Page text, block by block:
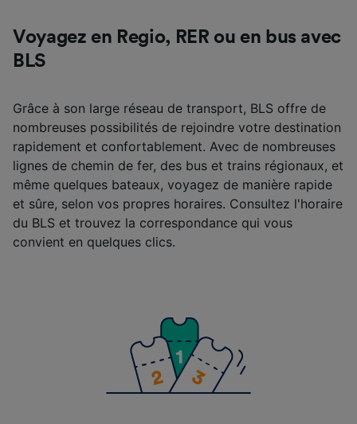
Voyagez en Regio, RER ou en bus avec
BLS
Grâce à son large réseau de transport, BLS offre de
nombreuses possibilités de rejoindre votre destination
rapidement et confortablement. Avec de nombreuses
lignes de chemin de fer, des bus et trains régionaux, et
même quelques bateaux, voyagez de manière rapide
et sûre, selon vos propres horaires. Consultez l'horaire
du BLS et trouvez la correspondance qui vous
convient en quelques clics.